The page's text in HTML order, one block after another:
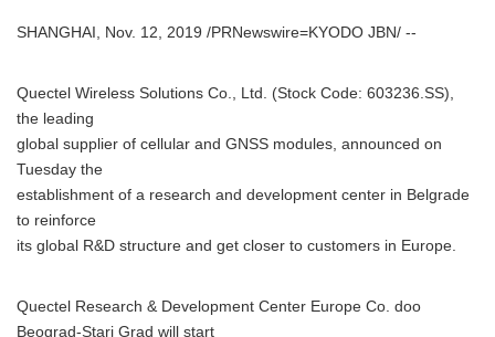
SHANGHAI, Nov. 12, 2019 /PRNewswire=KYODO JBN/ --
Quectel Wireless Solutions Co., Ltd. (Stock Code: 603236.SS),
the leading
global supplier of cellular and GNSS modules, announced on
Tuesday the
establishment of a research and development center in Belgrade
to reinforce
its global R&D structure and get closer to customers in Europe.
Quectel Research & Development Center Europe Co. doo
Beograd-Stari Grad will start